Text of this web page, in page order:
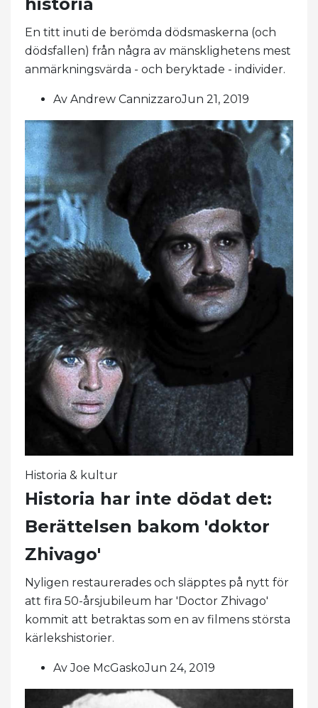
En titt inuti de berömda dödsmaskerna (och
dödsfallen) från några av mänsklighetens mest
anmärkningsvärda - och beryktade - individer.
Av Andrew CannizzaroJun 21, 2019
Historia & kultur
Historia har inte dödat det:
Berättelsen bakom 'doktor
Zhivago'
Nyligen restaurerades och släpptes på nytt för
att fira 50-årsjubileum har 'Doctor Zhivago'
kommit att betraktas som en av filmens största
kärlekshistorier.
Av Joe McGaskoJun 24, 2019